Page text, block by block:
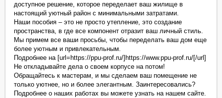
доступное решение, которое переделает ваш жилище в
настоящий уютный район с минимальными затратами.
Наши пособия – это не просто утепление, это создание
пространства, в где все компонент отразит ваш личный стиль.
Мы примем все ваши просьбы, чтобы переделать ваш дом еще
более уютным и привлекательным.
Подробнее на [url=https://ppu-prof.ru/]https://www.ppu-prof.ru/[/url]
Не откладывайте дела о своем корпусе на потом!
Обращайтесь к мастерам, и мы сделаем ваш помещение не
только уютнее, но и более элегантным. Заинтересовались?
Подробнее о наших работах вы можете узнать на нашем сайте.